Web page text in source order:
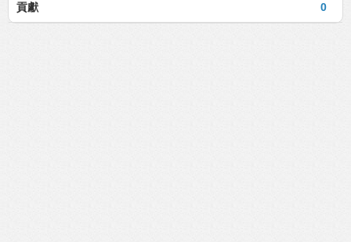
0
貢獻